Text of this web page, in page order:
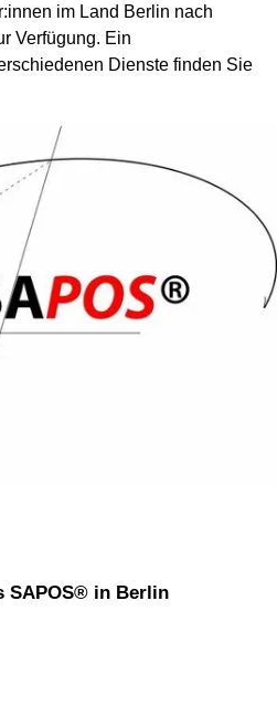
im Land Berlin nach
Verfügung. Ein
Dienste finden Sie
SAPOS® in Berlin